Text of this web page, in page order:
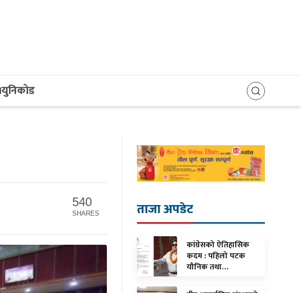
युनिकोड
540
SHARES ताजा अपडेट
कांग्रेसको ऐतिहासिक
कदम : पहिलो पटक
यौनिक तथा…